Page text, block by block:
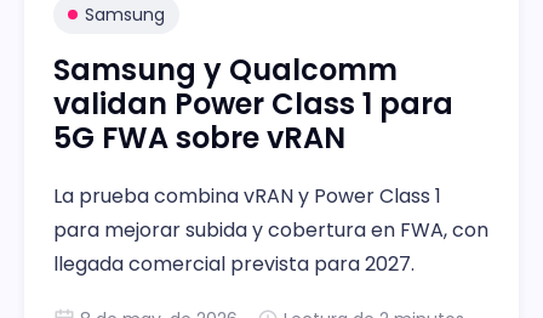
Samsung
Samsung y Qualcomm
validan Power Class 1 para
5G FWA sobre vRAN
La prueba combina vRAN y Power Class 1
para mejorar subida y cobertura en FWA, con
llegada comercial prevista para 2027.